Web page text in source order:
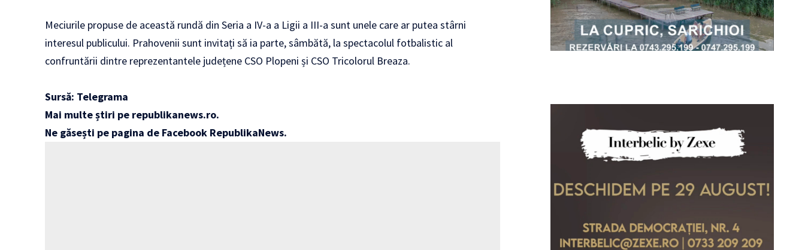
Meciurile propuse de această rundă din Seria a IV-a a Ligii a III-a sunt unele care ar putea stârni
interesul publicului. Prahovenii sunt invitați să ia parte, sâmbătă, la spectacolul fotbalistic al
confruntării dintre reprezentantele județene CSO Plopeni și CSO Tricolorul Breaza.
Sursă: Telegrama
Mai multe știri pe republikanews.ro.
Ne găsești pe pagina de Facebook RepublikaNews.